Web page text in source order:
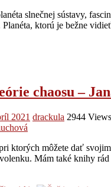
slnečnej sústavy,
Planéta, ktorú je bežne
chaosu –
2021 drackula 2944 Views
ktorých môžete dať
Mám také knihy